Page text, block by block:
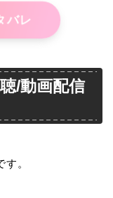
バレ
/動画配信
。